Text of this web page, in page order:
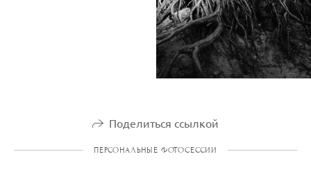
Поделиться ссылкой
ПЕРСОНАЛЬНЫЕ ФОТОСЕССИИ